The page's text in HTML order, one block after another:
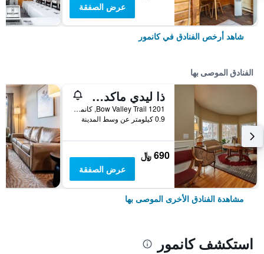
عرض الصفقة
شاهد أرخص الفنادق في كانمور
الفنادق الموصى بها
ذا ليدي ماكدونالد كانتري إن
1201 Bow Valley Trail, كانمور, AB, كندا
0.9 كيلومتر عن وسط المدينة
690 ﷼
عرض الصفقة
مشاهدة الفنادق الأخرى الموصى بها
استكشف كانمور